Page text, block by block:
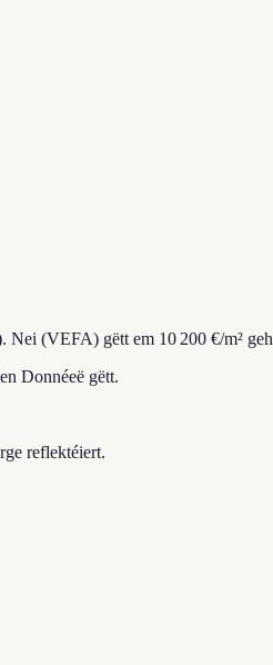
Nei (VEFA) gëtt em 10 200 €/m²
Donnéeë gëtt.
reflektéiert.